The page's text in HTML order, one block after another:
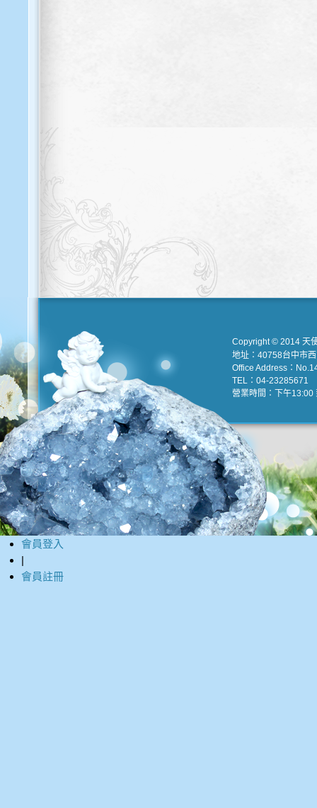
Copyright © 2014 天
地址：40758台中市
Office Address：
TEL：04-23285671
營業時間：下午13:00
會員登入
|
會員註冊